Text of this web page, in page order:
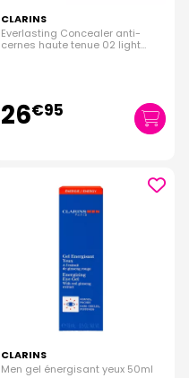
CLARINS
Everlasting Concealer anti-
cernes haute tenue 02 light
26€95
CLARINS
Men gel énergisant yeux 50ml